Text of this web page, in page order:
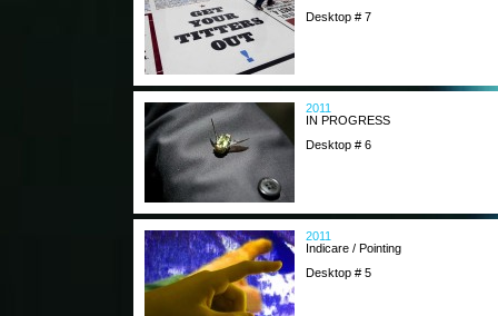
Desktop # 7
2011
IN PROGRESS
Desktop # 6
2011
Indicare / Pointing
Desktop # 5